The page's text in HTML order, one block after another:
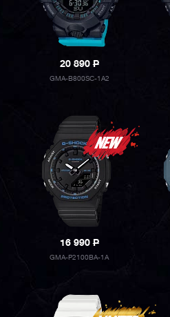
20 890P
GMA-B800SC-1A2
16 990P
GMA-P2100BA-1A